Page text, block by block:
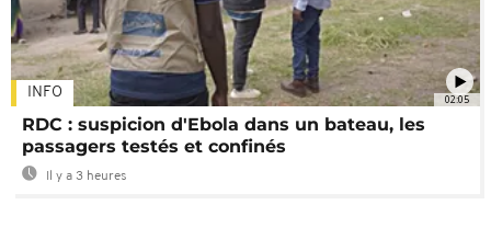
02:05
INFO
RDC : suspicion d'Ebola dans un bateau, les
passagers testés et confinés
Il y a 3 heures